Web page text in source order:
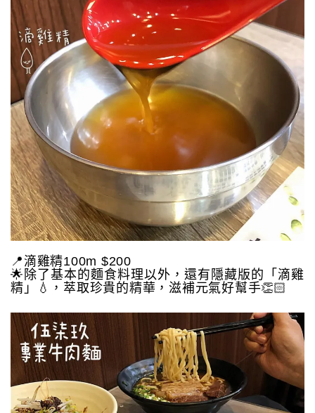
📍滴雞精100m $200
🌟除了基本的麵食料理以外，還有隱藏版的「滴雞
精」💧，萃取珍貴的精華，滋補元氣好幫手👏🏻